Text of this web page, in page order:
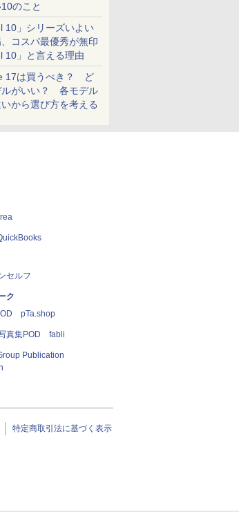
のこと
10」シリーズいよい
、コスパ最優秀が無印
10」と言える理由
17は買うべき？ ど
ルがいい？ 各モデル
から選び方を考える
セルフ
ク
pTa.shop
真集POD fabli
Publication
特定商取引法に基づく表示